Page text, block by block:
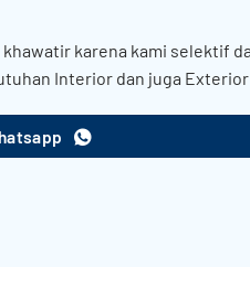
karena kami selektif
Interior dan juga Exterior